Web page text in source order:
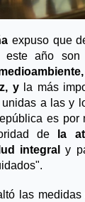
expuso que
este año son
y la más
unidas a las y
es por
de la
integral y
las